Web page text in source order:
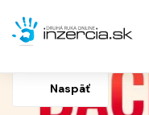
Naspäť